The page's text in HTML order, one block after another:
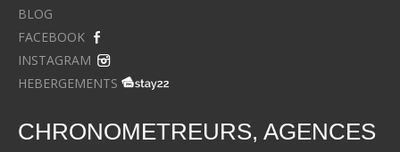
BLOG
FACEBOOK
INSTAGRAM
HEBERGEMENTS
CHRONOMETREURS, AGENCES